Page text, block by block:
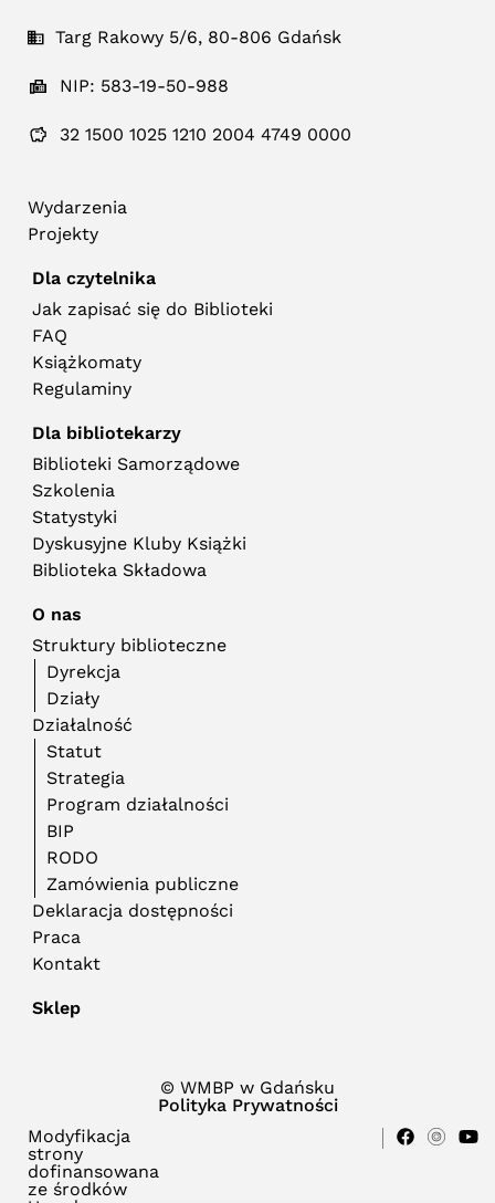
Targ Rakowy 5/6, 80-806 Gdańsk
NIP: 583-19-50-988
32 1500 1025 1210 2004 4749 0000
Wydarzenia
Projekty
Dla czytelnika
Jak zapisać się do Biblioteki
FAQ
Książkomaty
Regulaminy
Dla bibliotekarzy
Biblioteki Samorządowe
Szkolenia
Statystyki
Dyskusyjne Kluby Książki
Biblioteka Składowa
O nas
Struktury biblioteczne
Dyrekcja
Działy
Działalność
Statut
Strategia
Program działalności
BIP
RODO
Zamówienia publiczne
Deklaracja dostępności
Praca
Kontakt
Sklep
© WMBP w Gdańsku
Polityka Prywatności
Modyfikacja
strony
dofinansowana
ze środków